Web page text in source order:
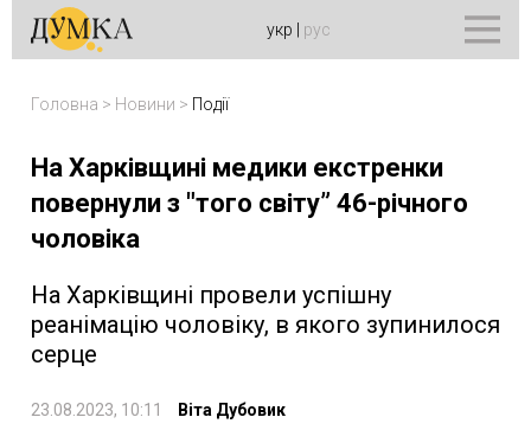
укр рус
Головна > Новини > Події
На Харківщині медики екстренки
повернули з "того світу” 46-річного
чоловіка
На Харківщині провели успішну
реанімацію чоловіку, в якого зупинилося
серце
23.08.2023, 10:11 Віта Дубовик